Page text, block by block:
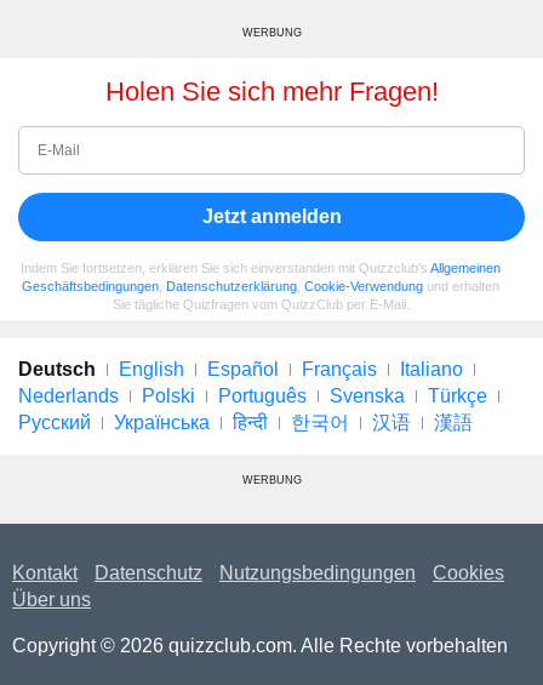
WERBUNG
Holen Sie sich mehr Fragen!
Jetzt anmelden
Indem Sie fortsetzen, erklären Sie sich einverstanden mit Quizzclub's Allgemeinen
Geschäftsbedingungen Datenschutzerklärung Cookie-Verwendung und erhalten
Sie tägliche Quizfragen vom QuizzClub per E-Mail.
Deutsch English Español Français
Italiano
Nederlands
Polski Português Svenska
Türkçe
Русский
Українська हिन्दी 한국어 汉语 漢語
WERBUNG
Kontakt Datenschutz Nutzungsbedingungen
Cookies
Über uns
Copyright © 2026 quizzclub.com. Alle Rechte vorbehalten